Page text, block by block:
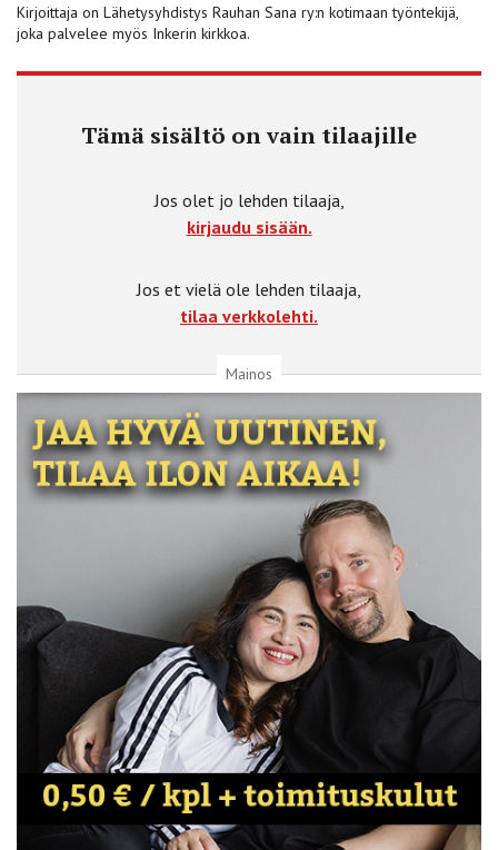
Kirjoittaja on Lähetys­yhdistys Rauhan Sana ry:n kotimaan työntekijä,
joka palvelee myös Inkerin kirkkoa.
Tämä sisältö on vain tilaajille
Jos olet jo lehden tilaaja,
kirjaudu sisään.
Jos et vielä ole lehden tilaaja,
tilaa verkkolehti.
Mainos